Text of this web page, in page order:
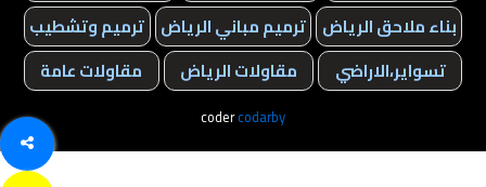
بناء ملاحق الرياض ترميم مباني الرياض ترميم وتشطيب
تسواير،الاراضي
مقاولات الرياض مقاولات عامة
codercodarby